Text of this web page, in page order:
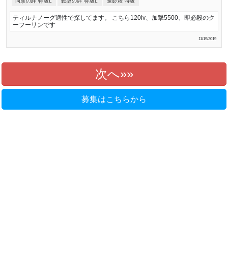
ティルナノーグ適性で探してます。 こちら120lv、加撃5500、即必殺のク
ーフーリンです
11/19/2019
次へ»
募集はこちらから